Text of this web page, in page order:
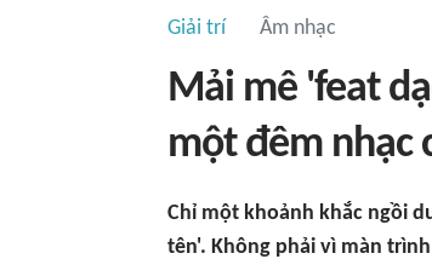
Giải trí Âm nhạc
Mải mê 'feat
một đêm nhạc
Chỉ một khoảnh khắc ngồi
tên'. Không phải vì màn